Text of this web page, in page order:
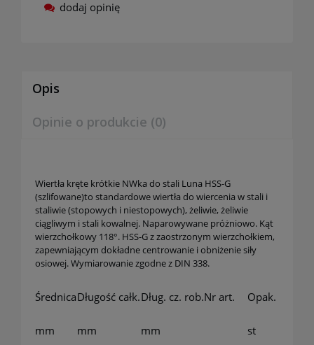
dodaj opinię
Opis
Opinie o produkcie (0)
Wiertła kręte krótkie NWka do stali Luna HSS-G
(szlifowane)to standardowe wiertła do wiercenia w stali i
staliwie (stopowych i niestopowych), żeliwie, żeliwie
ciągliwym i stali kowalnej. Naparowywane próżniowo. Kąt
wierzchołkowy 118°. HSS-G z zaostrzonym wierzchołkiem,
zapewniającym dokładne centrowanie i obniżenie siły
osiowej. Wymiarowanie zgodne z DIN 338.
ŚrednicaDługość całk.Dług. cz. rob.Nr art. Opak.
mm mm mm st